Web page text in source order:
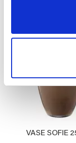
VASE SOFIE